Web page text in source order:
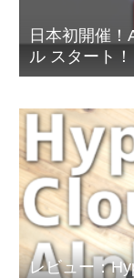
日本初開催
ル スタート！
レビュー：